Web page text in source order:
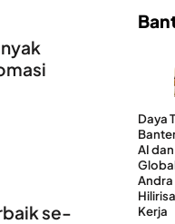
se-
Daya
AI
Andra
Kerja